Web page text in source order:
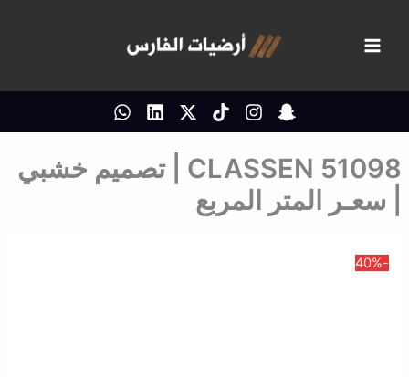
المحتوى
CLASSEN 51098 | تصميم خشبي
| سعـر المتر المربع
-40%